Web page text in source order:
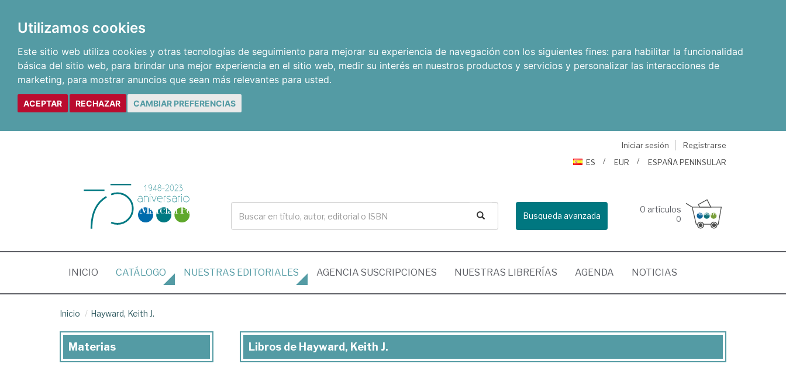
Utilizamos cookies
Este sitio web utiliza cookies y otras tecnologías de seguimiento para mejorar su experiencia de navegación con los siguientes fines: para habilitar la funcionalidad
básica del sitio web, para brindar una mejor experiencia en el sitio web, medir su interés en nuestros productos y servicios y personalizar las interacciones de
marketing, para mostrar anuncios que sean más relevantes para usted.
ACEPTAR RECHAZAR CAMBIAR PREFERENCIAS
Iniciar sesión
Registrarse
ES
EUR ESPAÑA PENINSULAR
Busqueda avanzada
0 artículos
0
INICIO (CURRENT)
CATÁLOGO NUESTRAS EDITORIALES AGENCIA SUSCRIPCIONES NUESTRAS LIBRERÍAS AGENDA NOTICIAS
Inicio Hayward, Keith J.
Libros
Libros de Hayward, Keith J.
Materias